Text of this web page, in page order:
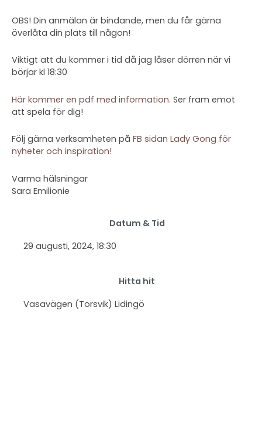
OBS! Din anmälan är bindande, men du får gärna
överlåta din plats till någon!
Viktigt att du kommer i tid då jag låser dörren när vi
börjar kl 18:30
Här kommer en pdf med information. Ser fram emot
att spela för dig!
Följ gärna verksamheten på FB sidan Lady Gong för
nyheter och inspiration!
Varma hälsningar
Sara Emilionie
Datum & Tid
29 augusti, 2024, 18:30
Hitta hit
Vasavägen (Torsvik) Lidingö